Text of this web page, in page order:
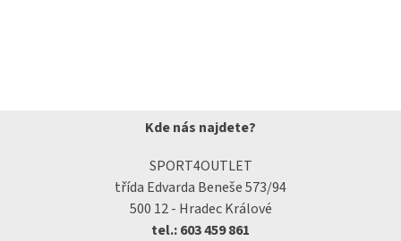
Kde nás najdete?
SPORT4OUTLET
třída Edvarda Beneše 573/94
500 12 - Hradec Králové
tel.: 603 459 861